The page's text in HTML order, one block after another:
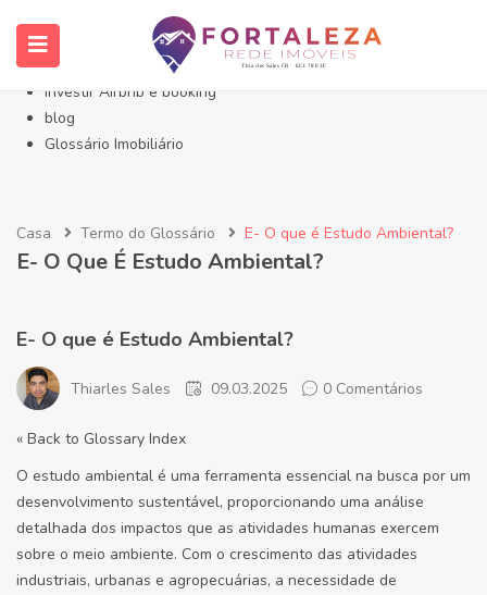
Início- Imóveis Fortaleza Eusébio
Imóveis em Fortaleza
Imóveis no Eusébio
Investir Airbnb e booking
blog
Glossário Imobiliário
Casa Termo do Glossário E- O que é Estudo Ambiental?
E- O Que É Estudo Ambiental?
E- O que é Estudo Ambiental?
Thiarles Sales 09.03.2025 0 Comentários
« Back to Glossary Index
O estudo ambiental é uma ferramenta essencial na busca por um
desenvolvimento sustentável, proporcionando uma análise
detalhada dos impactos que as atividades humanas exercem
sobre o meio ambiente. Com o crescimento das atividades
industriais, urbanas e agropecuárias, a necessidade de